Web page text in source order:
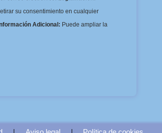
su consentimiento en cualquier
Adicional: Puede ampliar la